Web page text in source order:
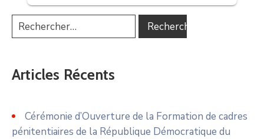
Articles Récents
Cérémonie d’Ouverture de la Formation de cadres
pénitentiaires de la République Démocratique du